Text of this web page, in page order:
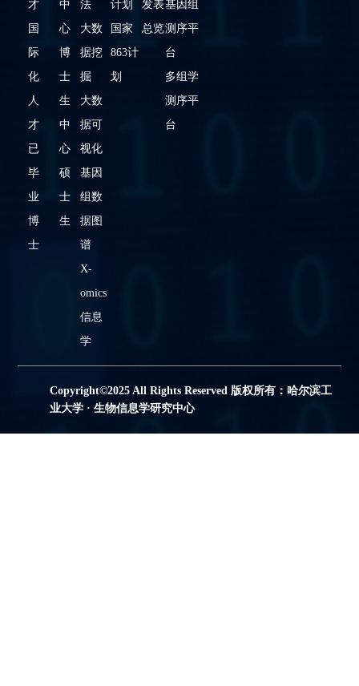
才
国
际
化
人
才
已
毕
业
博
士
中
心
博
士
生
中
心
硕
士
生
法
大数
据挖
掘
大数
据可
视化
基因
组数
据图
谱
X-
omics
信息
学
计划
国家
863计
划
发表
总览
基因组
测序平
台
多组学
测序平
台
Copyright©2025 All Rights Reserved 版权所有：哈尔滨工
业大学 · 生物信息学研究中心